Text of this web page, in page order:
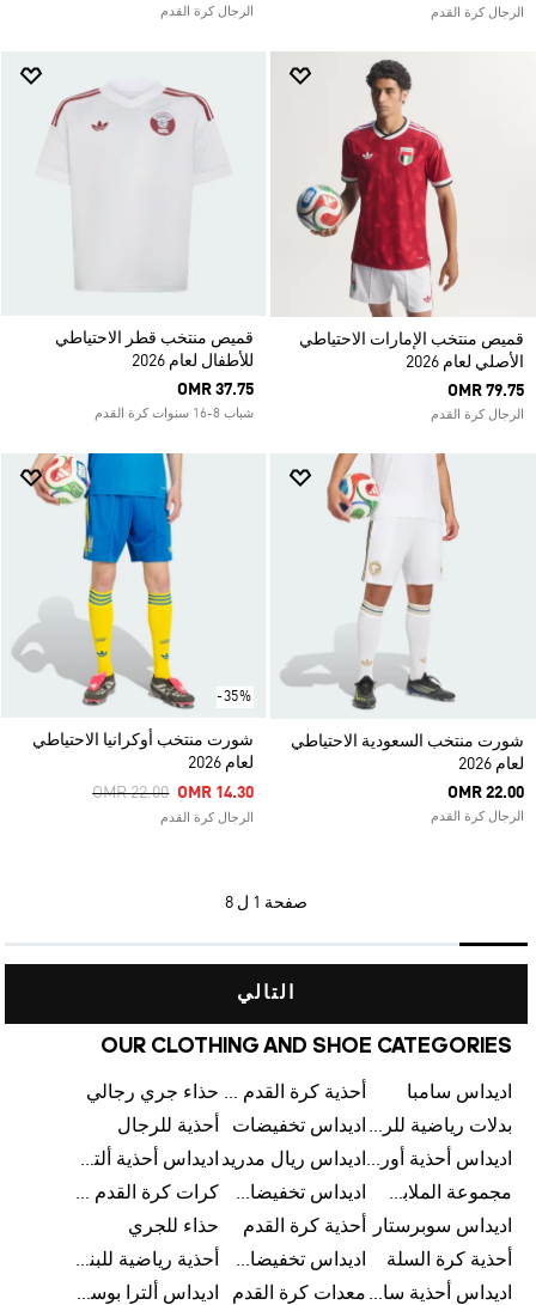
الرجال كرة القدم الرجال كرة القدم
قميص منتخب الإمارات الاحتياطي
الأصلي لعام 2026
OMR 79.75
الرجال كرة القدم
قميص منتخب قطر الاحتياطي
للأطفال لعام 2026
OMR 37.75
شباب 8-16 سنوات كرة القدم
شورت منتخب السعودية الاحتياطي
لعام 2026
OMR 22.00
الرجال كرة القدم
-35%
شورت منتخب أوكرانيا الاحتياطي
لعام 2026
Price Reduced From
OMR 22.00ToOMR 14.30
الرجال كرة القدم
صفحة 1 ل 8
التالي
OUR CLOTHING AND SHOE CATEGORIES
اديداس سامبا أحذية كرة القدم للرجال حذاء جري رجالي
بدلات رياضية للرجال اديداس تخفيضات
أحذية للرجال
اديداس أحذية أورجينالز اديداس ريال مدريد
اديداس أحذية ألترا بوست للرجال
مجموعة الملابس الرياضية
اديداس تخفيضات للأطفال
كرات كرة القدم للرجال
اديداس سوبرستار
أحذية كرة القدم
حذاء للجري
أحذية كرة السلة
اديداس تخفيضات للرجال
أحذية رياضية للبنات
اديداس أحذية سامبا للنساء معدات كرة القدم
اديداس ألترا بوست